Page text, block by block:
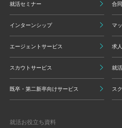
就活セミナー 合
インターンシップ マ
エージェントサービス 求
スカウトサービス 就
既卒・第二新卒向けサービス ス
就活お役立ち資料